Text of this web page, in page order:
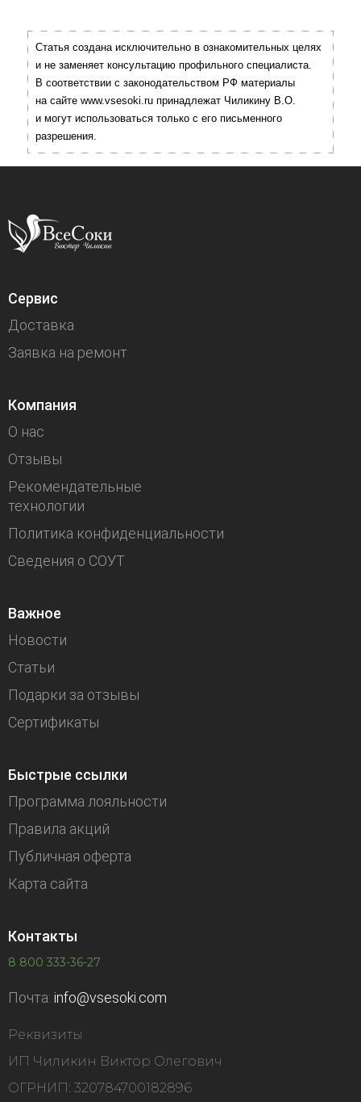
Статья создана исключительно в ознакомительных целях
и не заменяет консультацию профильного специалиста.
В соответствии с законодательством РФ материалы
на сайте www.vsesoki.ru принадлежат Чиликину В.О.
и могут использоваться только с его письменного
разрешения.
Сервис
Доставка
Заявка на ремонт
Компания
О нас
Отзывы
Рекомендательные
технологии
Политика конфиденциальности
Сведения о СОУТ
Важное
Новости
Статьи
Подарки за отзывы
Сертификаты
Быстрые ссылки
Программа лояльности
Правила акций
Публичная оферта
Карта сайта
Контакты
8 800 333-36-27
Почта: info@vsesoki.com
Реквизиты
ИП Чиликин Виктор Олегович
ОГРНИП: 320784700182896